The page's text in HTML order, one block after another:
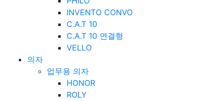
INVENTO CONVO
C.A.T 10
C.A.T 10 연결형
VELLO
의자
업무용 의자
HONOR
ROLY